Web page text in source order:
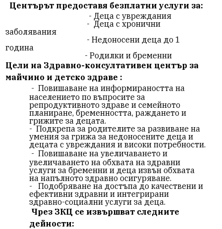
Центърът предоставя безплатни услуги за:
- Деца с увреждания
- Деца с хронични
заболявания
- Недоносени деца до 1
година
- Родилки и бременни
Цели на Здравно-консултативен център за
майчино и детско здраве :
-Повишаване на информираността на
населението по въпросите за
репродуктивното здраве и семейното
планиране, бременността, раждането и
грижите за децата.
- Подкрепа за родителите за развиване на
умения за грижа за недоносените деца и
децата с увреждания и високи потребности.
-Повишаване на увеличаването и
увеличаването на обхвата на здравни
услуги за бременни и деца извън обхвата
на напълното здравно осигуряване.
- Подобряване на достъпа до качествени и
ефективни здравни и интегрирани
здравно-социални услуги за деца.
Чрез ЗКЦ се извършват следните
дейности: